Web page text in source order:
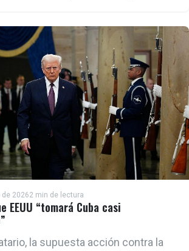
élites del régimen. Ellos canalizan
hacia la represión interna y las
estatales, que sirven
llenar las cuentas en el extranjero
cleptócratas del régimen".
de 20262 min de lectura
EEUU “tomará Cuba casi
la supuesta acción contra la